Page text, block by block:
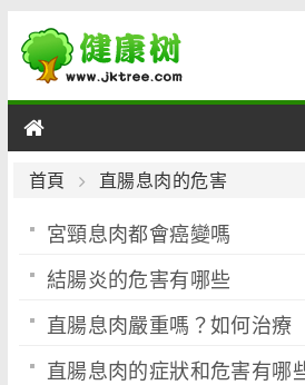
男性
女性
育兒
老人
首頁 直腸息肉的危害
宮頸息肉都會癌變嗎
結腸炎的危害有哪些
直腸息肉嚴重嗎？如何治療
直腸息肉的症狀和危害有哪